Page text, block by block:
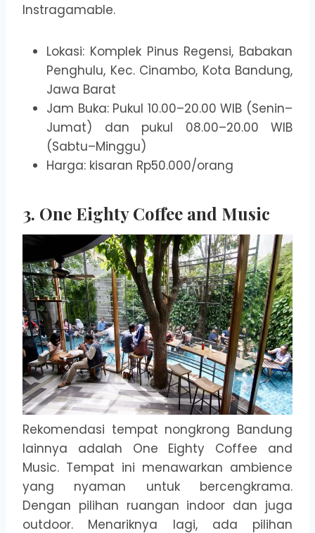
Instragamable.
Lokasi: Komplek Pinus Regensi, Babakan
Penghulu, Kec. Cinambo, Kota Bandung,
Jawa Barat
Jam Buka: Pukul 10.00–20.00 WIB (Senin–
Jumat) dan pukul 08.00–20.00 WIB
(Sabtu–Minggu)
Harga: kisaran Rp50.000/orang
3. One Eighty Coffee and Music
Rekomendasi tempat nongkrong Bandung
lainnya adalah One Eighty Coffee and
Music. Tempat ini menawarkan ambience
yang nyaman untuk bercengkrama.
Dengan pilihan ruangan indoor dan juga
outdoor. Menariknya lagi, ada pilihan